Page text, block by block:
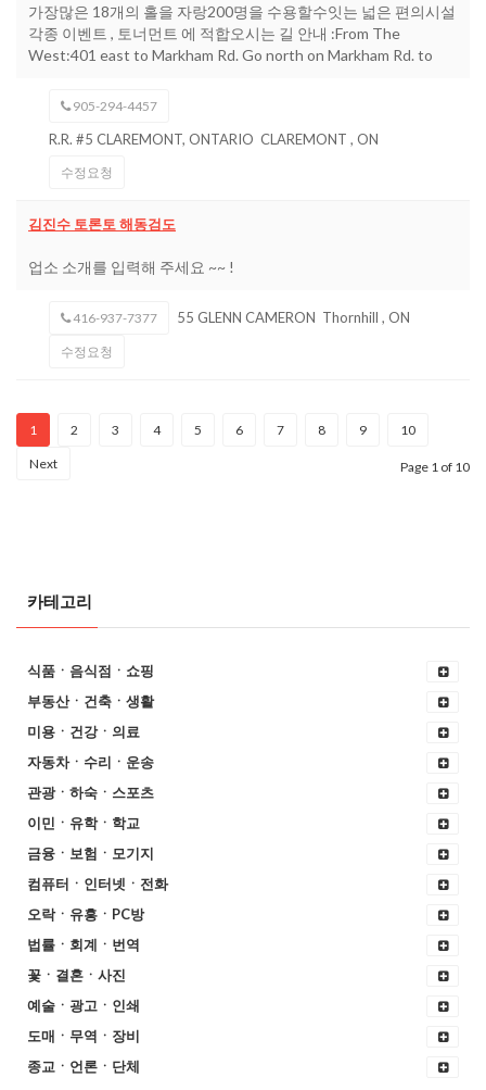
가장많은 18개의 홀을 자랑200명을 수용할수잇는 넓은 편의시설
각종 이벤트 , 토너먼트 에 적합오시는 길 안내 :From The
West:401 east to Markham Rd. Go north on Markham Rd. to
905-294-4457
R.R. #5 CLAREMONT, ONTARIO CLAREMONT , ON
수정요청
김진수 토론토 해동검도
업소 소개를 입력해 주세요 ~~ !
416-937-7377 55 GLENN CAMERON Thornhill , ON
수정요청
1 2 3 4 5 6 7 8 9 10
Next Page 1 of 10
카테고리
식품ㆍ음식점ㆍ쇼핑
부동산ㆍ건축ㆍ생활
미용ㆍ건강ㆍ의료
자동차ㆍ수리ㆍ운송
관광ㆍ하숙ㆍ스포츠
이민ㆍ유학ㆍ학교
금융ㆍ보험ㆍ모기지
컴퓨터ㆍ인터넷ㆍ전화
오락ㆍ유흥ㆍPC방
법률ㆍ회계ㆍ번역
꽃ㆍ결혼ㆍ사진
예술ㆍ광고ㆍ인쇄
도매ㆍ무역ㆍ장비
종교ㆍ언론ㆍ단체